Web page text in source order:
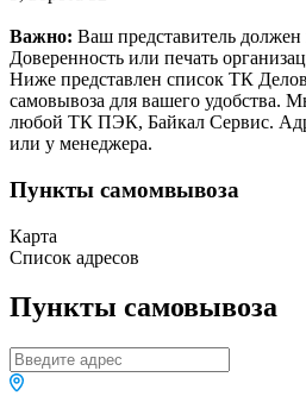
Важно: Ваш представитель
Доверенность или печать
Ниже представлен список ТК
самовывоза для вашего удобства.
любой ТК ПЭК, Байкал Сервис.
или у менеджера.
Пункты самомвывоза
Карта
Список адресов
Пункты самовывоза